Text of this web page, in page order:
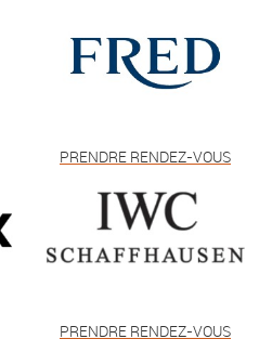
PRENDRE RENDEZ-VOUS
PRENDRE RENDEZ-VOUS